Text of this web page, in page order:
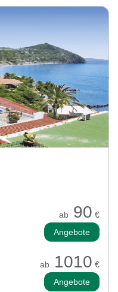
ab 90 €
Angebote
ab 1010 €
Angebote